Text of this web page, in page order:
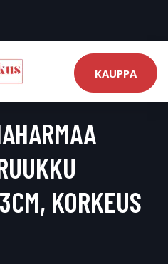
KAUPPA
KORKEUS